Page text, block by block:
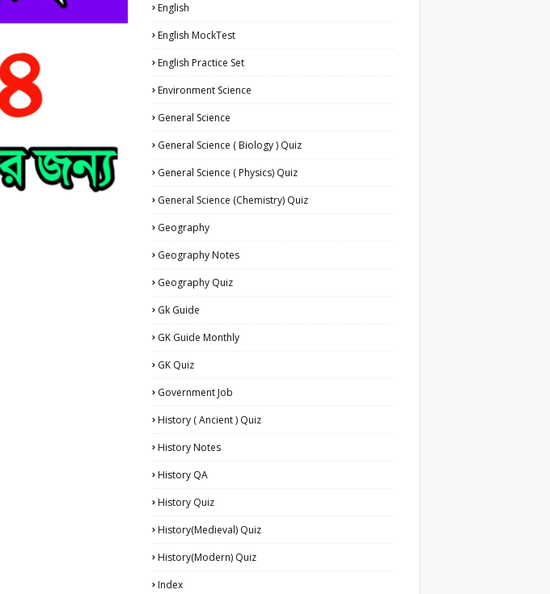
English
English MockTest
English Practice Set
Environment Science
General Science
General Science ( Biology ) Quiz
General Science ( Physics) Quiz
General Science (Chemistry) Quiz
Geography
Geography Notes
Geography Quiz
Gk Guide
GK Guide Monthly
GK Quiz
Government Job
History ( Ancient ) Quiz
History Notes
History QA
History Quiz
History(Medieval) Quiz
History(Modern) Quiz
Index